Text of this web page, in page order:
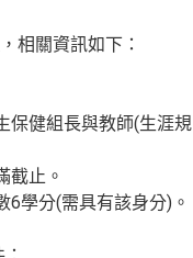
相關資訊如下：
保健組長與教師(生涯規
截止。
學分(需具有該身分)。